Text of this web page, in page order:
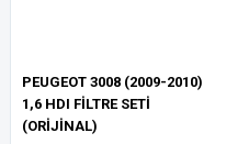
PEUGEOT 3008 (2009-2010)
1,6 HDI FİLTRE SETİ
(ORİJİNAL)